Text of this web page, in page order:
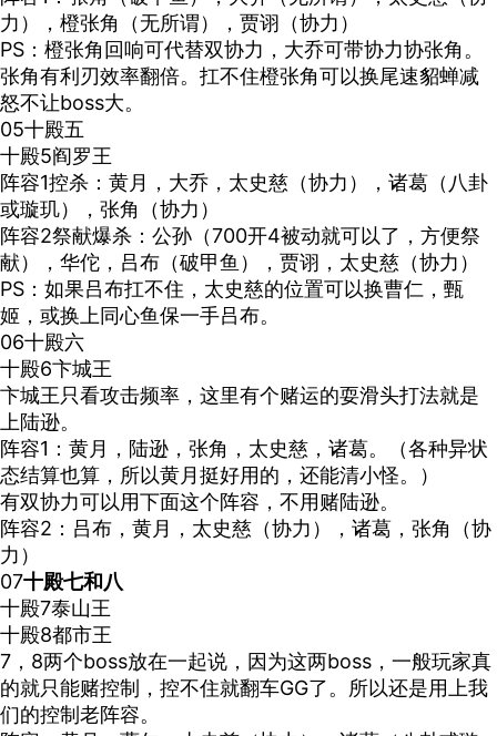
力），橙张角（无所谓），贾诩（协力）
PS ：橙张角回响可代替双协力，大乔可带协力协张角。
张角有利刃效率翻倍。扛不住橙张角可以换尾速貂蝉减
怒不让boss大。
05十殿五
十殿5阎罗王
阵容1控杀：黄月，大乔，太史慈（协力），诸葛（八卦
或璇玑），张角（协力）
阵容2祭献爆杀：公孙（700开4被动就可以了，方便祭
献），华佗，吕布（破甲鱼），贾诩，太史慈（协力）
PS ：如果吕布扛不住，太史慈的位置可以换曹仁，甄
姬，或换上同心鱼保一手吕布。
06十殿六
十殿6卞城王
卞城王只看攻击频率，这里有个赌运的耍滑头打法就是
上陆逊。
阵容1 ：黄月，陆逊，张角，太史慈，诸葛。（各种异状
态结算也算，所以黄月挺好用的，还能清小怪。）
有双协力可以用下面这个阵容，不用赌陆逊。
阵容2 ：吕布，黄月，太史慈（协力），诸葛，张角（协
力）
07十殿七和八
十殿7泰山王
十殿8都市王
7 ， 8两个boss放在一起说，因为这两boss ，一般玩家真
的就只能赌控制，控不住就翻车GG了。所以还是用上我
们的控制老阵容。